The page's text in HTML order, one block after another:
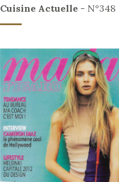
Cuisine Actuelle- N°348